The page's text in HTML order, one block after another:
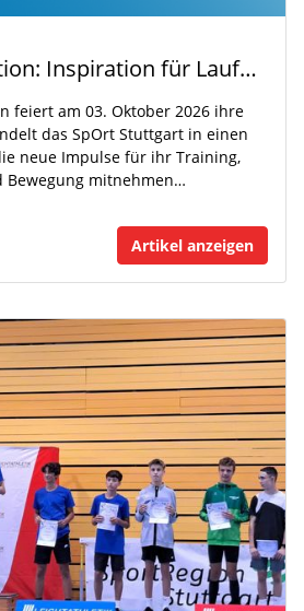
XOND Convention: Inspiration für Laufen, Fitness und Gesundheit
feiert am 03. Oktober 2026 ihre
das SpOrt Stuttgart in einen
neue Impulse für ihr Training,
Bewegung mitnehmen…
Artikel anzeigen